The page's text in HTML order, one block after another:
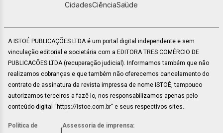
CidadesCiênciaSaúde
A ISTOÉ PUBLICAÇÕES LTDA é um portal digital independente e sem
vinculação editorial e societária com a EDITORA TRES COMÉRCIO DE
PUBLICACÕES LTDA (recuperação judicial). Informamos também que não
realizamos cobranças e que também não oferecemos cancelamento do
contrato de assinatura da revista impressa de nome ISTOÉ, tampouco
autorizamos terceiros a fazê-lo, nos responsabilizamos apenas pelo
conteúdo digital “https://istoe.com.br” e seus respectivos sites.
Política de Assessoria de imprensa: